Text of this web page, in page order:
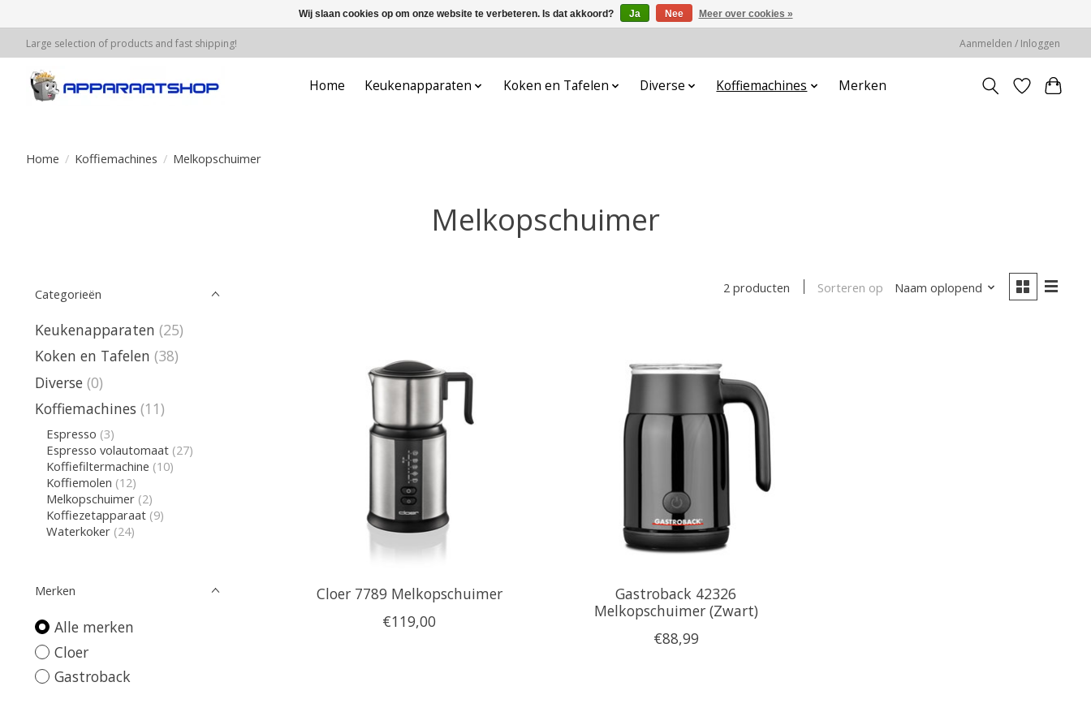
Large selection of products and fast shipping! Aanmelden / Inloggen
Home Keukenapparaten Koken en Tafelen Diverse Koffiemachines Merken
Home / Koffiemachines / Melkopschuimer
Melkopschuimer
Categorieën
Keukenapparaten (25)
Koken en Tafelen (38)
Diverse (0)
Koffiemachines (11)
Espresso (3)
Espresso volautomaat (27)
Koffiefiltermachine (10)
Koffiemolen (12)
Melkopschuimer (2)
Koffiezetapparaat (9)
Waterkoker (24)
Merken
Alle merken
Cloer
Gastroback
2 producten Sorteren op Naam oplopend
Cloer 7789 Melkopschuimer
€119,00
Gastroback 42326
Melkopschuimer (Zwart)
€88,99
Wij slaan cookies op om onze website te verbeteren. Is dat akkoord? Ja Nee Meer over cookies »